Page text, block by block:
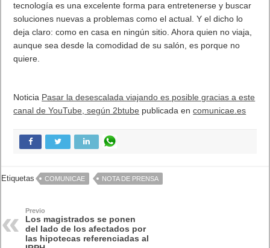
tecnología es una excelente forma para entretenerse y buscar
soluciones nuevas a problemas como el actual. Y el dicho lo
deja claro: como en casa en ningún sitio. Ahora quien no viaja,
aunque sea desde la comodidad de su salón, es porque no
quiere.
Noticia Pasar la desescalada viajando es posible gracias a este
canal de YouTube, según 2btube publicada encomunicae.es
Etiquetas COMUNICAE NOTA DE PRENSA
Previo
Los magistrados se ponen
del lado de los afectados por
las hipotecas referenciadas al